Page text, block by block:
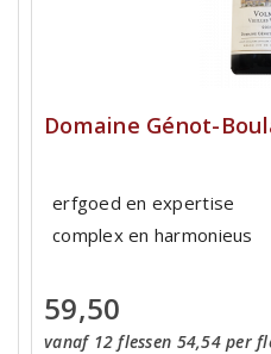
Domaine Génot-
erfgoed en expertise
complex en harmonieus
59,50
vanaf 12 flessen 54,54 per